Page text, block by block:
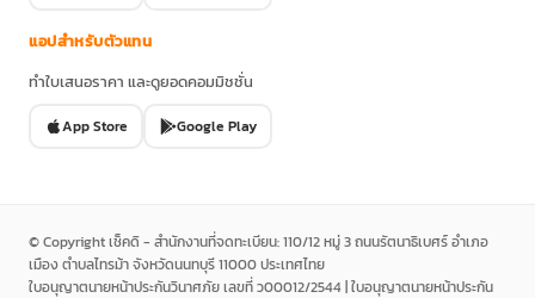
แอปสำหรับตัวแทน
ทำใบเสนอราคา และดูยอดคอมมิชชั่น
App Store Google Play
© Copyright เช็คดิ - สำนักงานที่จดทะเบียน: 110/12 หมู่ 3 ถนนรัตนาธิเบศร์ อำเภอ
เมือง ตำบลไทรม้า จังหวัดนนทบุรี 11000 ประเทศไทย
ใบอนุญาตนายหน้าประกันวินาศภัย เลขที่ ว00012/2544 | ใบอนุญาตนายหน้าประกัน